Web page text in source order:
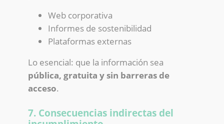
Web corporativa
Informes de sostenibilidad
Plataformas externas
Lo esencial: que la información sea
pública, gratuita y sin barreras de
acceso.
7. Consecuencias indirectas del